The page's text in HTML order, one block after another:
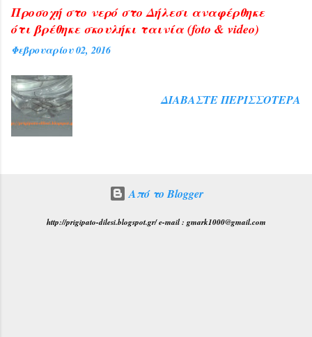
Προσοχή στο νερό στο Δήλεσι αναφέρθηκε
ότι βρέθηκε σκουλήκι ταινία (foto & video)
Φεβρουαρίου 02, 2016
ΔΙΑΒΆΣΤΕ ΠΕΡΙΣΣΌΤΕΡΑ
Από το Blogger
http://prigipato-dilesi.blogspot.gr/ e-mail : gmark1000@gmail.com